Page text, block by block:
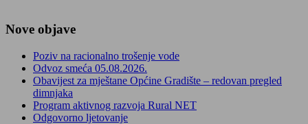
Nove objave
Poziv na racionalno trošenje vode
Odvoz smeća 05.08.2026.
Obavijest za mještane Općine Gradište – redovan pregled
dimnjaka
Program aktivnog razvoja Rural NET
Odgovorno ljetovanje